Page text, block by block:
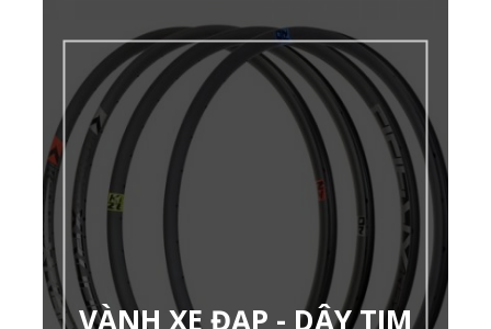
VÀNH XE ĐẠP - DÂY TIM